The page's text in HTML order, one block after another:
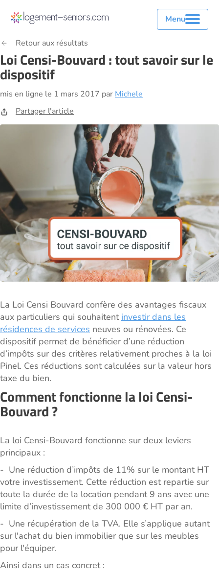
Menu
Retour aux résultats
Loi Censi-Bouvard : tout savoir sur le
dispositif
mis en ligne le 1 mars 2017 par Michele
Partager l'article
La Loi Censi Bouvard confère des avantages fiscaux
aux particuliers qui souhaitent investir dans les
résidences de services neuves ou rénovées. Ce
dispositif permet de bénéficier d’une réduction
d’impôts sur des critères relativement proches à la loi
Pinel. Ces réductions sont calculées sur la valeur hors
taxe du bien.
Comment fonctionne la loi Censi-
Bouvard ?
La loi Censi-Bouvard fonctionne sur deux leviers
principaux :
- Une réduction d’impôts de 11% sur le montant HT
votre investissement. Cette réduction est repartie sur
toute la durée de la location pendant 9 ans avec une
limite d’investissement de 300 000 € HT par an.
- Une récupération de la TVA. Elle s’applique autant
sur l'achat du bien immobilier que sur les meubles
pour l'équiper.
Ainsi dans un cas concret :